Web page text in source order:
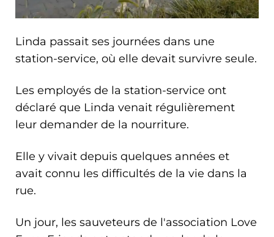
Linda passait ses journées dans une
station-service, où elle devait survivre seule.
Les employés de la station-service ont
déclaré que Linda venait régulièrement
leur demander de la nourriture.
Elle y vivait depuis quelques années et
avait connu les difficultés de la vie dans la
rue.
Un jour, les sauveteurs de l'association Love